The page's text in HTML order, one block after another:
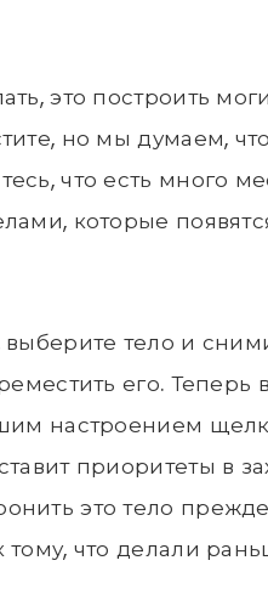
это построить
но мы думаем,
что есть много
которые
тело и
его.
настроением
приоритеты в
это тело
что делали